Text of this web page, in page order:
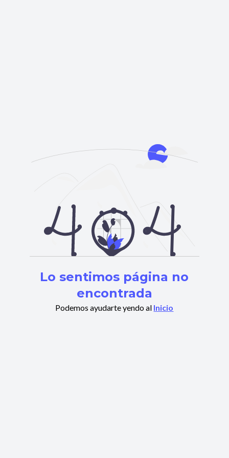
Lo sentimos página no
encontrada
Podemos ayudarte yendo al Inicio